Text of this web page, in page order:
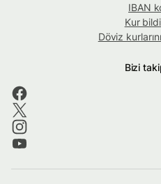
IBAN
Kur
Döviz
Bizi